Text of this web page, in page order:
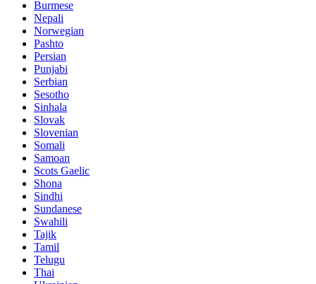
Burmese
Nepali
Norwegian
Pashto
Persian
Punjabi
Serbian
Sesotho
Sinhala
Slovak
Slovenian
Somali
Samoan
Scots Gaelic
Shona
Sindhi
Sundanese
Swahili
Tajik
Tamil
Telugu
Thai